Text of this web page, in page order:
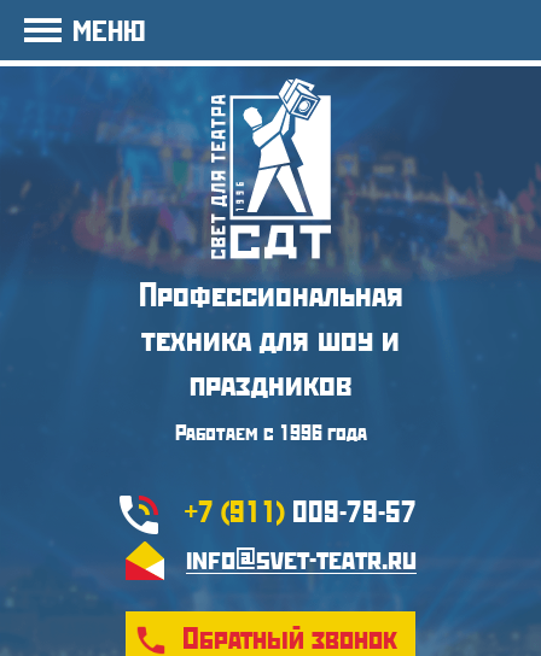
Профессиональная
техника для шоу и
праздников
Работаем с 1996 года
+7 (911) 009-79-57
info@svet-teatr.ru
Обратный звонок
МЕНЮ